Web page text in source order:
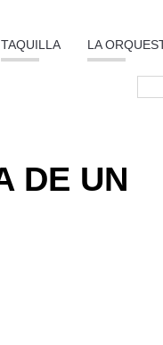
TAQUILLA LA
DE UN